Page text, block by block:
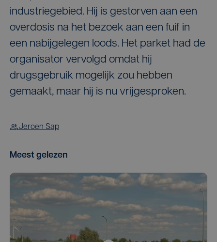
industriegebied. Hij is gestorven aan een
overdosis na het bezoek aan een fuif in
een nabijgelegen loods. Het parket had de
organisator vervolgd omdat hij
drugsgebruik mogelijk zou hebben
gemaakt, maar hij is nu vrijgesproken.
Jeroen Sap
Meest gelezen